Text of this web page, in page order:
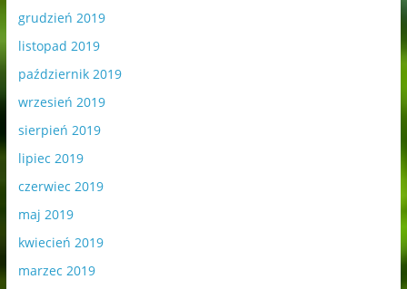
grudzień 2019
listopad 2019
październik 2019
wrzesień 2019
sierpień 2019
lipiec 2019
czerwiec 2019
maj 2019
kwiecień 2019
marzec 2019